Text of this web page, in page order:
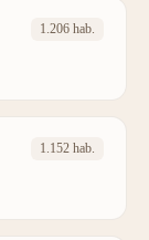
1.206 hab.
1.152 hab.